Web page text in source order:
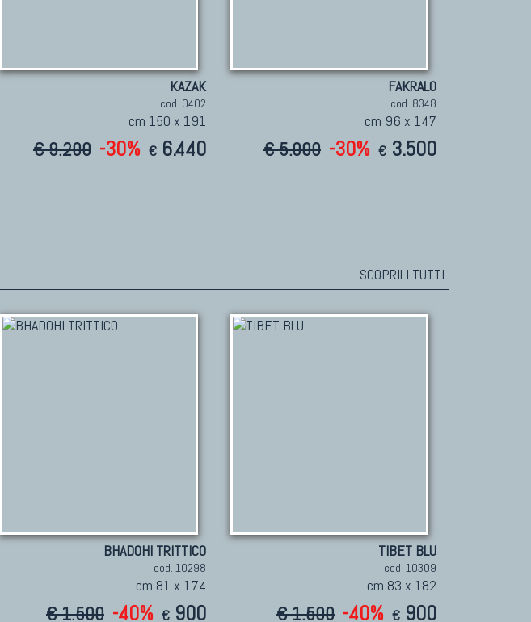
KAZAK
cod. 0402
cm 150 x 191
€ 9.200 -30% € 6.440
FAKRALO
cod. 8348
cm 96 x 147
€ 5.000 -30% € 3.500
SCOPRILI TUTTI
BHADOHI TRITTICO
cod. 10298
cm 81 x 174
€ 1.500 -40% € 900
TIBET BLU
cod. 10309
cm 83 x 182
€ 1.500 -40% € 900